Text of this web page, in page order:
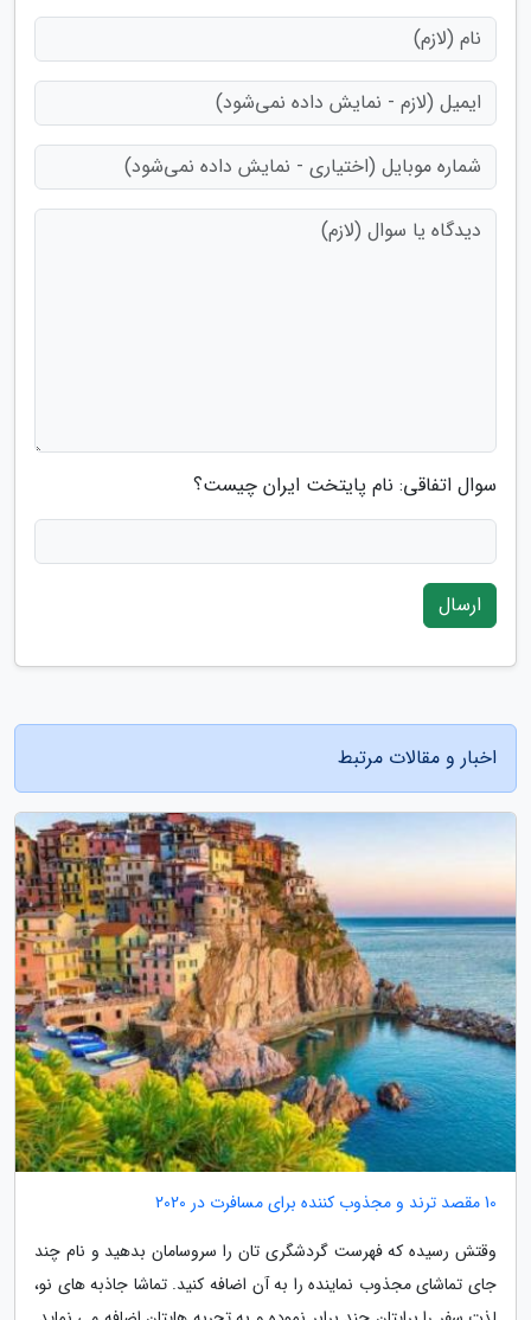
سوال اتفاقی: نام پایتخت ایران چیست؟
ارسال
اخبار و مقالات مرتبط
10 مقصد ترند و مجذوب کننده برای مسافرت در 2020
وقتش رسیده که فهرست گردشگری تان را سروسامان بدهید و نام چند
جای تماشای مجذوب نماینده را به آن اضافه کنید. تماشا جاذبه های نو،